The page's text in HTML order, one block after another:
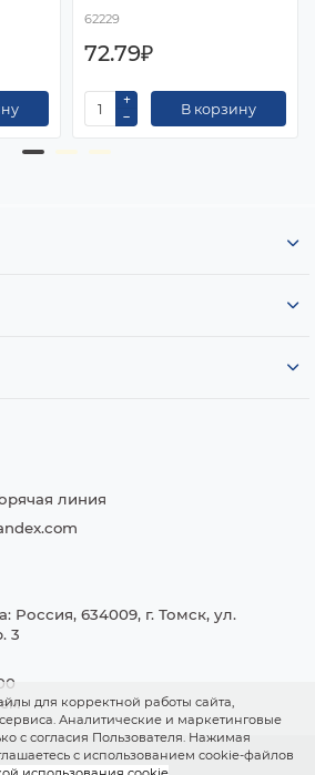
62229
72.79₽
В корзину
для корректной работы сайта,
Аналитические и маркетинговые
с согласия Пользователя. Нажимая
с использованием cookie-файлов
линия
Россия, 634009, г. Томск, ул.
3